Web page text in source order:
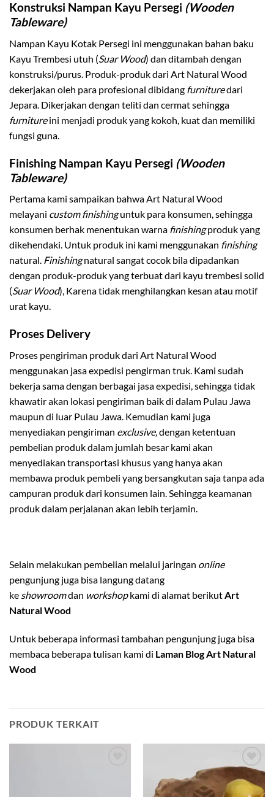
Konstruksi Nampan Kayu Persegi (Wooden
Tableware)
Nampan Kayu Kotak Persegi ini menggunakan bahan baku
Kayu Trembesi utuh (Suar Wood) dan ditambah dengan
konstruksi/purus. Produk-produk dari Art Natural Wood
dekerjakan oleh para profesional dibidang furnituredari
Jepara. Dikerjakan dengan teliti dan cermat sehingga
furnitureini menjadi produk yang kokoh, kuat dan memiliki
fungsi guna.
Finishing Nampan Kayu Persegi (Wooden
Tableware)
Pertama kami sampaikan bahwa Art Natural Wood
melayani custom finishinguntuk para konsumen, sehingga
konsumen berhak menentukan warna finishingproduk yang
dikehendaki. Untuk produk ini kami menggunakan finishing
natural. Finishingnatural sangat cocok bila dipadankan
dengan produk-produk yang terbuat dari kayu trembesi solid
(SuarWood), Karena tidak menghilangkan kesan atau motif
urat kayu.
Proses Delivery
Proses pengiriman produk dari Art Natural Wood
menggunakan jasa expedisi pengirman truk. Kami sudah
bekerja sama dengan berbagai jasa expedisi, sehingga tidak
khawatir akan lokasi pengiriman baik di dalam Pulau Jawa
maupun di luar Pulau Jawa. Kemudian kami juga
menyediakan pengiriman exclusive, dengan ketentuan
pembelian produk dalam jumlah besar kami akan
menyediakan transportasi khusus yang hanya akan
membawa produk pembeli yang bersangkutan saja tanpa ada
campuran produk dari konsumen lain. Sehingga keamanan
produk dalam perjalanan akan lebih terjamin.
Selain melakukan pembelian melalui jaringan online
pengunjung juga bisa langung datang
ke showroomdan workshopkami di alamat berikutArt
Natural Wood
Untuk beberapa informasi tambahan pengunjung juga bisa
membaca beberapa tulisan kami di Laman Blog Art Natural
Wood
PRODUK TERKAIT
wishlist